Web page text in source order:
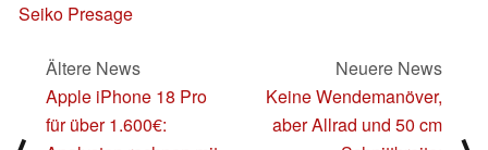
Seiko Presage
Ältere News
Apple iPhone 18 Pro
für über 1.600€:
Neuere News
Keine Wendemanöver,
aber Allrad und 50 cm